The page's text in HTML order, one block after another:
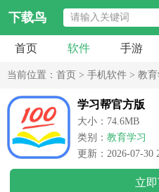
下载鸟
首页 软件 手游
当前位置： 首页 > 手机软件 > 教育
学习帮官方版
大小：74.6MB
类别： 教育学习
更新：2026-07-30
立